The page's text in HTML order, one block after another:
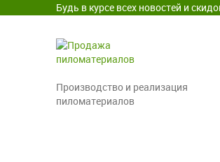
Будь в курсе всех новостей и
Производство и реализация
пиломатериалов